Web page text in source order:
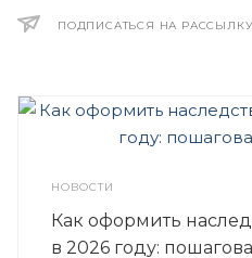
ПОДПИСАТЬСЯ НА РАССЫЛКУ
НОВОСТИ
Как оформить
в 2026 году: